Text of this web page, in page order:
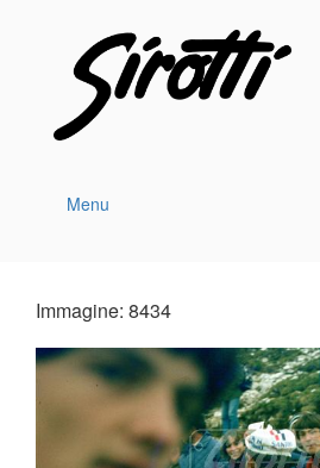
Menu
Immagine: 8434